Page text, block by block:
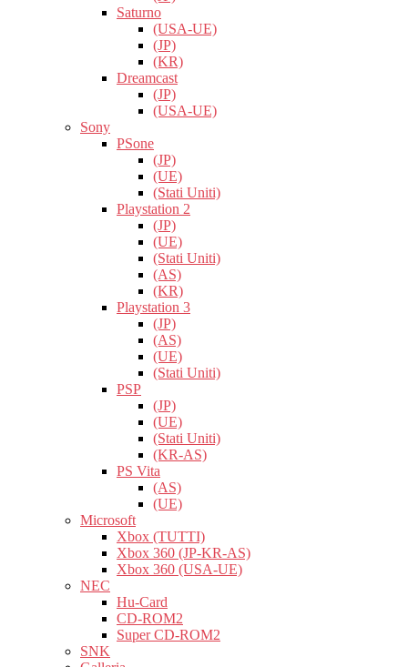
Saturno
(USA-UE)
(JP)
(KR)
Dreamcast
(JP)
(USA-UE)
Sony
PSone
(JP)
(UE)
(Stati Uniti)
Playstation 2
(JP)
(UE)
(Stati Uniti)
(AS)
(KR)
Playstation 3
(JP)
(AS)
(UE)
(Stati Uniti)
PSP
(JP)
(UE)
(Stati Uniti)
(KR-AS)
PS Vita
(AS)
(UE)
Microsoft
Xbox (TUTTI)
Xbox 360 (JP-KR-AS)
Xbox 360 (USA-UE)
NEC
Hu-Card
CD-ROM2
Super CD-ROM2
SNK